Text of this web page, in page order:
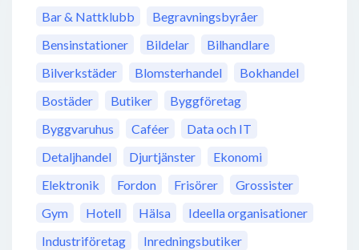
Bar & Nattklubb
Begravningsbyråer
Bensinstationer
Bildelar
Bilhandlare
Bilverkstäder
Blomsterhandel
Bokhandel
Bostäder
Butiker
Byggföretag
Byggvaruhus
Caféer
Data och IT
Detaljhandel
Djurtjänster
Ekonomi
Elektronik
Fordon Frisörer
Grossister
Gym
Hotell Hälsa
Ideella organisationer
Industriföretag
Inredningsbutiker